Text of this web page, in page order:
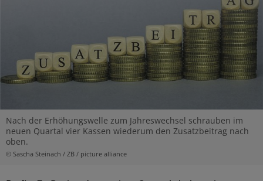
Nach der Erhöhungswelle zum Jahreswechsel schrauben im
neuen Quartal vier Kassen wiederum den Zusatzbeitrag nach
oben.
© Sascha Steinach / ZB / picture alliance